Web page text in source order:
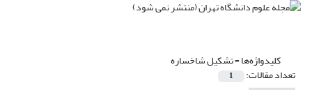
کلیدواژه‌ها =تشکیل شاخساره
تعداد مقالات: 1